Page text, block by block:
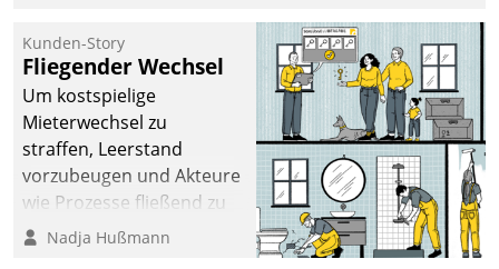
und Beschwerde-Management einen eigenen Kanal
ein.
Kunden-Story
Fliegender Wechsel
Um kostspielige
Mieterwechsel zu
straffen, Leerstand
vorzubeugen und Akteure
wie Prozesse fließend zu
vernetzen, nutzt die
Nadja Hußmann